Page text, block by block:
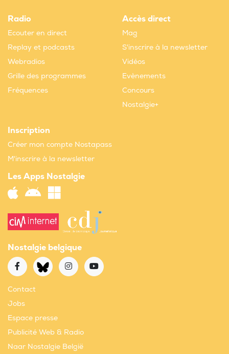
Radio
Ecouter en direct
Replay et podcasts
Webradios
Grille des programmes
Fréquences
Accès direct
Mag
S'inscrire à la newsletter
Vidéos
Evènements
Concours
Nostalgie+
Inscription
Créer mon compte Nostapass
M'inscrire à la newsletter
Les Apps Nostalgie
Nostalgie belgique
Contact
Jobs
Espace presse
Publicité Web & Radio
Naar Nostalgie België